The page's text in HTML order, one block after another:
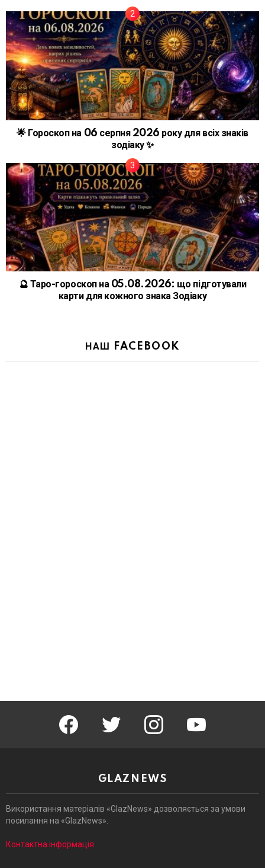
🌟 Гороскоп на 06 серпня 2026 року для всіх знаків
зодіаку ✨
🔮 Таро-гороскоп на 05.08.2026: що підготували
карти для кожного знака Зодіаку
НАШ FACEBOOK
facebook twitter instagram youtube
GLAZNEWS
Використання матеріалів «GlazNews» дозволяється за умови
посилання на «GlazNews».
Контактна інформація